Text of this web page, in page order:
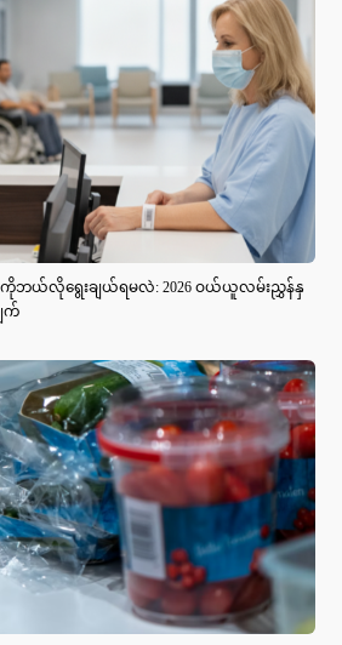
ကိုဘယ်လိုရွေးချယ်ရမလဲ: 2026 ဝယ်ယူလမ်းညွှန်နှ
က်